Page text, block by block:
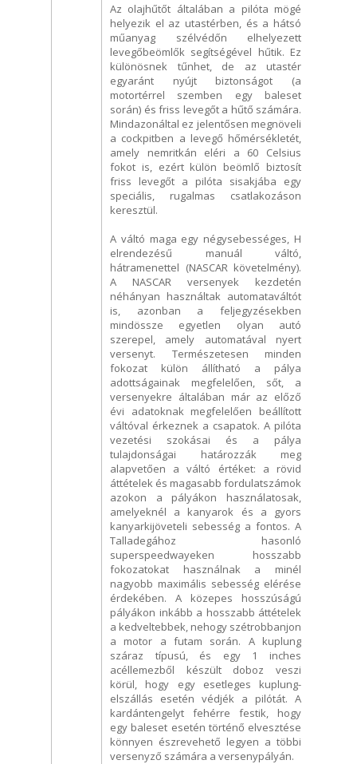
Az olajhűtőt általában a pilóta mögé
helyezik el az utastérben, és a hátsó
műanyag szélvédőn elhelyezett
levegőbeömlők segítségével hűtik. Ez
különösnek tűnhet, de az utastér
egyaránt nyújt biztonságot (a
motortérrel szemben egy baleset
során) és friss levegőt a hűtő számára.
Mindazonáltal ez jelentősen megnöveli
a cockpitben a levegő hőmérsékletét,
amely nemritkán eléri a 60 Celsius
fokot is, ezért külön beömlő biztosít
friss levegőt a pilóta sisakjába egy
speciális, rugalmas csatlakozáson
keresztül.
A váltó maga egy négysebességes, H
elrendezésű manuál váltó,
hátramenettel (NASCAR követelmény).
A NASCAR versenyek kezdetén
néhányan használtak automataváltót
is, azonban a feljegyzésekben
mindössze egyetlen olyan autó
szerepel, amely automatával nyert
versenyt. Természetesen minden
fokozat külön állítható a pálya
adottságainak megfelelően, sőt, a
versenyekre általában már az előző
évi adatoknak megfelelően beállított
váltóval érkeznek a csapatok. A pilóta
vezetési szokásai és a pálya
tulajdonságai határozzák meg
alapvetően a váltó értéket: a rövid
áttételek és magasabb fordulatszámok
azokon a pályákon használatosak,
amelyeknél a kanyarok és a gyors
kanyarkijöveteli sebesség a fontos. A
Talladegához hasonló
superspeedwayeken hosszabb
fokozatokat használnak a minél
nagyobb maximális sebesség elérése
érdekében. A közepes hosszúságú
pályákon inkább a hosszabb áttételek
a kedveltebbek, nehogy szétrobbanjon
a motor a futam során. A kuplung
száraz típusú, és egy 1 inches
acéllemezből készült doboz veszi
körül, hogy egy esetleges kuplung-
elszállás esetén védjék a pilótát. A
kardántengelyt fehérre festik, hogy
egy baleset esetén történő elvesztése
könnyen észrevehető legyen a többi
versenyző számára a versenypályán.